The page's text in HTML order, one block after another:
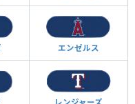
エンゼルス